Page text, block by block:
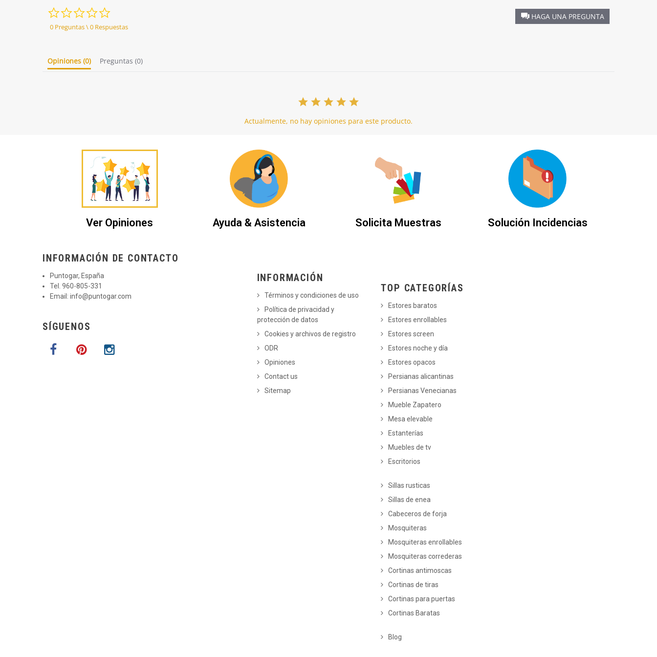
rating
0 Preguntas \ 0 Respuestas
HAGA UNA PREGUNTA
Opiniones (0) Preguntas (0)
Actualmente, no hay opiniones para este producto.
Ver Opiniones Ayuda & Asistencia Solicita Muestras Solución Incidencias
INFORMACIÓN DE CONTACTO
Puntogar, España
Tel. 960-805-331
Email: info@puntogar.com
SÍGUENOS
INFORMACIÓN
Términos y condiciones de uso
Política de privacidad y
protección de datos
Cookies y archivos de registro
ODR
Opiniones
Contact us
Sitemap
TOP CATEGORÍAS
Estores baratos
Estores enrollables
Estores screen
Estores noche y día
Estores opacos
Persianas alicantinas
Persianas Venecianas
Mueble Zapatero
Mesa elevable
Estanterías
Muebles de tv
Escritorios
Sillas rusticas
Sillas de enea
Cabeceros de forja
Mosquiteras
Mosquiteras enrollables
Mosquiteras correderas
Cortinas antimoscas
Cortinas de tiras
Cortinas para puertas
Cortinas Baratas
Blog